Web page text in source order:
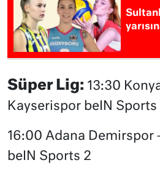
Süper Lig: 13:30
Kayserispor beIN Sports
16:00 Adana Demirspor
beIN Sports 2